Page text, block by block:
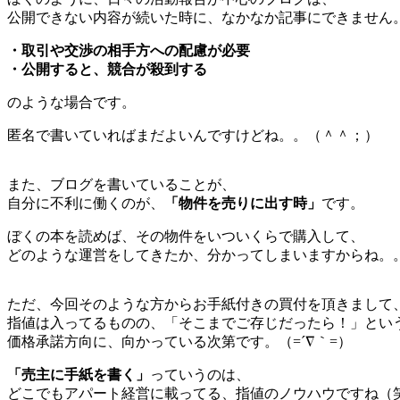
公開できない内容が続いた時に、なかなか記事にできません。
・取引や交渉の相手方への配慮が必要
・公開すると、競合が殺到する
のような場合です。
匿名で書いていればまだよいんですけどね。。（＾＾；）
また、ブログを書いていることが、
自分に不利に働くのが、
「物件を売りに出す時」 です。
ぼくの本を読めば、その物件をいついくらで購入して、
どのような運営をしてきたか、分かってしまいますからね。。
ただ、今回そのような方からお手紙付きの買付を頂きまして、
指値は入ってるものの、「そこまでご存じだったら！」とい
価格承諾方向に、向かっている次第です。（=´∇｀=）
「売主に手紙を書く」 っていうのは、
どこでもアパート経営に載ってる、指値のノウハウですね（